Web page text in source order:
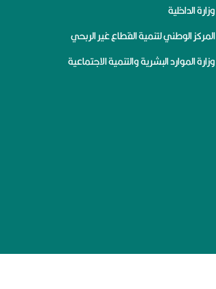
وزارة الداخلية
المركز الوطني لتنمية القطاع غير الربحي
وزارة الموارد البشرية والتنمية الاجتماعية